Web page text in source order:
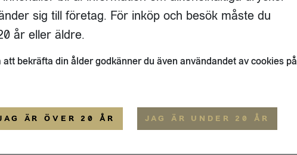
17 A
STOCKHOLM
FLAIVY
OM OSS
ALLMÄNNA VILLKOR
sig till företag. För inköp och besök måste du
år eller äldre.
att bekräfta din ålder godkänner du även användandet av cookies på
ÄR ÖVER 20 ÅR JAG ÄR UNDER 20 ÅR